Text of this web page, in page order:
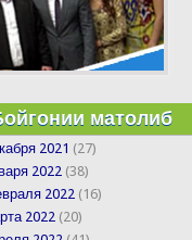
матолиб
2021 (27)
2022 (38)
2022 (16)
2022 (20)